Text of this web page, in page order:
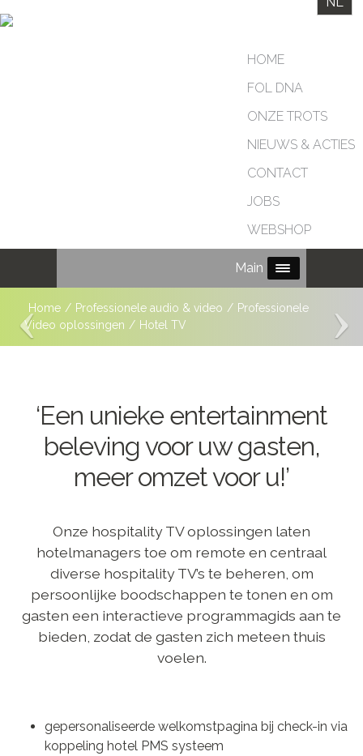
HOME
FOL DNA
ONZE TROTS
NIEUWS & ACTIES
CONTACT
JOBS
WEBSHOP
Main Menu
Home / Professionele audio & video / Professionele
Video oplossingen / Hotel TV
‘Een unieke entertainment
beleving voor uw gasten,
meer omzet voor u!’
Onze hospitality TV oplossingen laten
hotelmanagers toe om remote en centraal
diverse hospitality TV’s te beheren, om
persoonlijke boodschappen te tonen en om
gasten een interactieve programmagids aan te
bieden, zodat de gasten zich meteen thuis
voelen.
gepersonaliseerde welkomstpagina bij check-in via
koppeling hotel PMS systeem